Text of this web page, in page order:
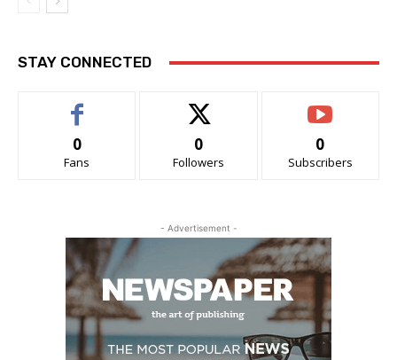
STAY CONNECTED
0
Fans
0
Followers
0
Subscribers
- Advertisement -